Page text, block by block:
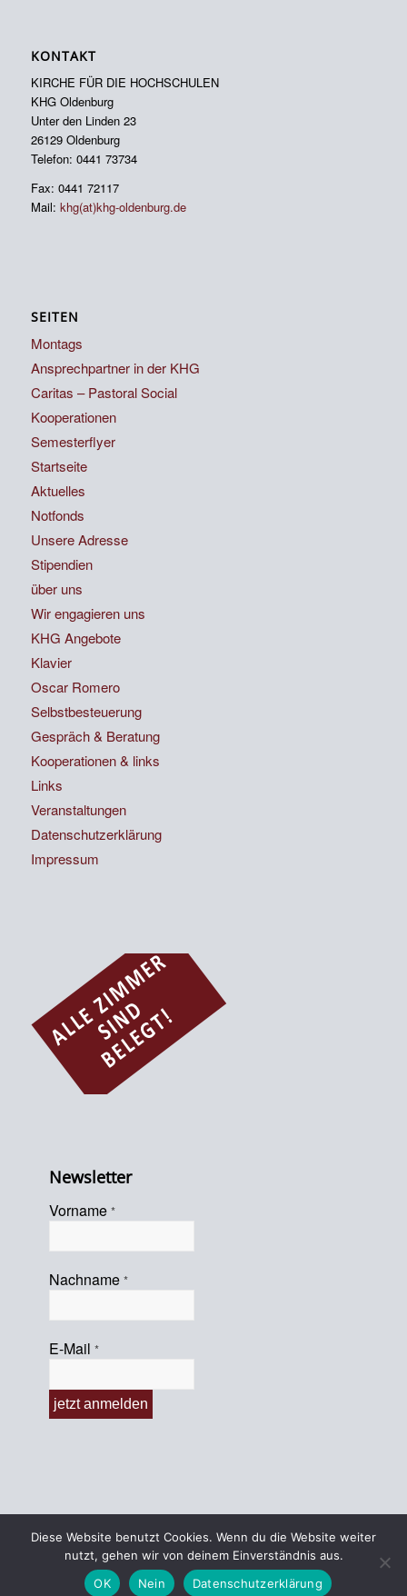
KONTAKT
KIRCHE FÜR DIE HOCHSCHULEN
KHG Oldenburg
Unter den Linden 23
26129 Oldenburg
Telefon: 0441 73734
Fax: 0441 72117
Mail: khg(at)khg-oldenburg.de
SEITEN
Montags
Ansprechpartner in der KHG
Caritas – Pastoral Social
Kooperationen
Semesterflyer
Startseite
Aktuelles
Notfonds
Unsere Adresse
Stipendien
über uns
Wir engagieren uns
KHG Angebote
Klavier
Oscar Romero
Selbstbesteuerung
Gespräch & Beratung
Kooperationen & links
Links
Veranstaltungen
Datenschutzerklärung
Impressum
Newsletter
Vorname *
Nachname *
E-Mail *
© 2022 KHG-Oldenburg
Datenschutzerklärung
Diese Website benutzt Cookies. Wenn du die Website weiter
nutzt, gehen wir von deinem Einverständnis aus.
OK
Nein Datenschutzerklärung